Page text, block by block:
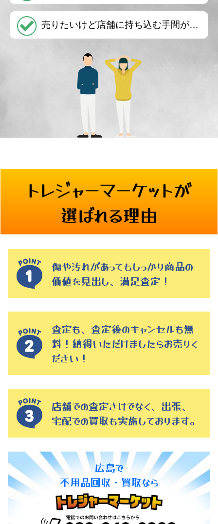
売りたいけど店舗に持ち込む手間が…
トレジャーマーケットが
選ばれる理由
傷や汚れがあってもしっかり商品の
価値を見出し、満足査定！
査定も、査定後のキャンセルも無
料！納得いただけましたらお売りく
ださい！
店舗での査定さけでなく、出張、
宅配での買取も実施しております。
広島で
不用品回収・買取なら